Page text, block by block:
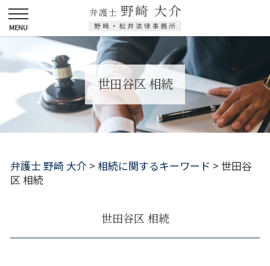
世田谷区 相続
弁護士 野崎 大介 > 相続に関するキーワード > 世田谷
区 相続
世田谷区 相続